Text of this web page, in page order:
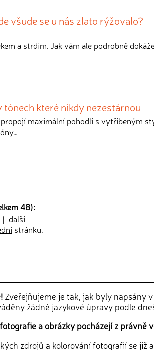
všude se u nás zlato rýžovalo?
a strdím. Jak vám ale podrobně
tónech které nikdy nezestárnou
maximální pohodlí s vytříbeným
48):
| další
stránku.
Zveřejňujeme je tak, jak byly napsány
žádné jazykové úpravy podle
a obrázky pocházejí z právně
zdrojů a kolorování fotografií se již